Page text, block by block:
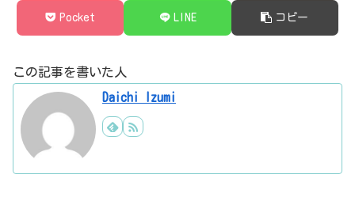
Pocket LINE コピー
この記事を書いた人
Daichi Izumi